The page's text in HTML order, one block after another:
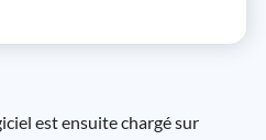
est ensuite chargé sur